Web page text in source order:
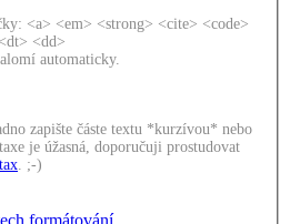
<a> <em> <strong> <cite> <code>
<dd>
automaticky.
zapište částe textu *kurzívou* nebo
je úžasná, doporučuji prostudovat
. ;-)